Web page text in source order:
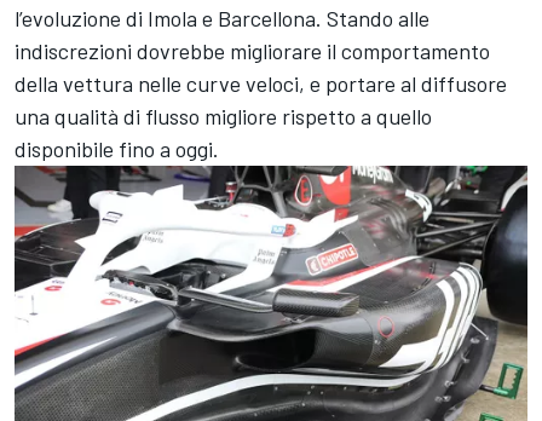
l’evoluzione di Imola e Barcellona. Stando alle
indiscrezioni dovrebbe migliorare il comportamento
della vettura nelle curve veloci, e portare al diffusore
una qualità di flusso migliore rispetto a quello
disponibile fino a oggi.